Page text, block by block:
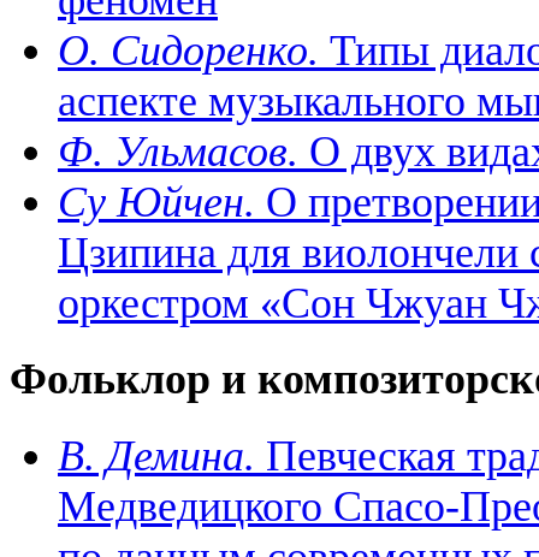
О. Сидоренко. Типы
аспекте музыкального
Ф. Ульмасов. О двух
Cу Юйчен. О
Цзипина для
оркестром «Сон Чжуан
Фольклор и
В. Демина. Певческая
Медведицкого Спасо-